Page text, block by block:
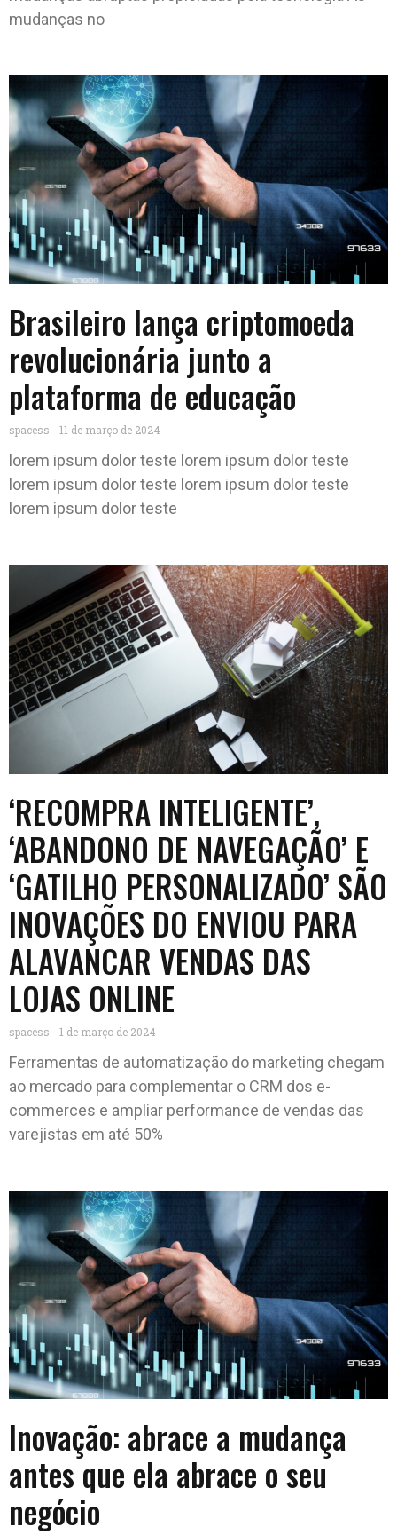
mudanças no
Brasileiro lança criptomoeda
revolucionária junto a
plataforma de educação
spacess 11 de março de 2024
lorem ipsum dolor teste lorem ipsum dolor teste
lorem ipsum dolor teste lorem ipsum dolor teste
lorem ipsum dolor teste
‘RECOMPRA INTELIGENTE’,
‘ABANDONO DE NAVEGAÇÃO’ E
‘GATILHO PERSONALIZADO’ SÃO
INOVAÇÕES DO ENVIOU PARA
ALAVANCAR VENDAS DAS
LOJAS ONLINE
spacess 1 de março de 2024
Ferramentas de automatização do marketing chegam
ao mercado para complementar o CRM dos e-
commerces e ampliar performance de vendas das
varejistas em até 50%
Inovação: abrace a mudança
antes que ela abrace o seu
negócio